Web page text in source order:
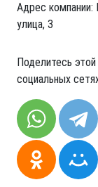
Адрес компании:
улица, 3
Поделитесь
социальных